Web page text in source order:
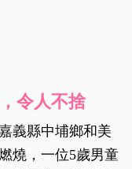
令人不捨
義縣中埔鄉和美
燒，一位5歲男童